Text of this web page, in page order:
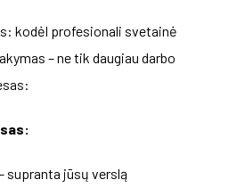
kodėl profesionali svetainė
– ne tik daugiau darbo
supranta jūsų verslą